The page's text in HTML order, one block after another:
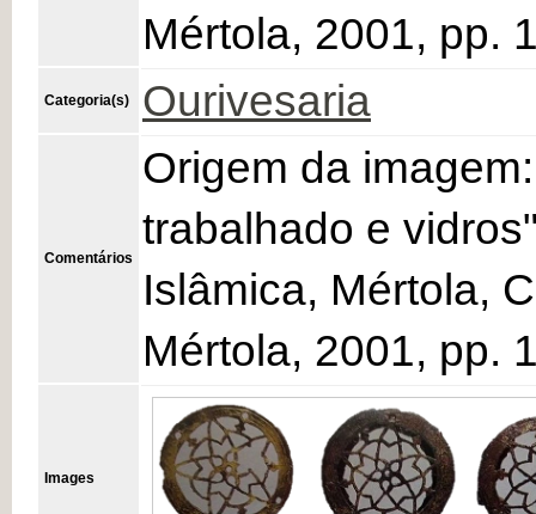
Mértola, 2001, pp.
Categoria(s) Ourivesaria
Comentários
Origem da
trabalhado e
Islâmica, Mértola,
Mértola, 2001, pp.
Images